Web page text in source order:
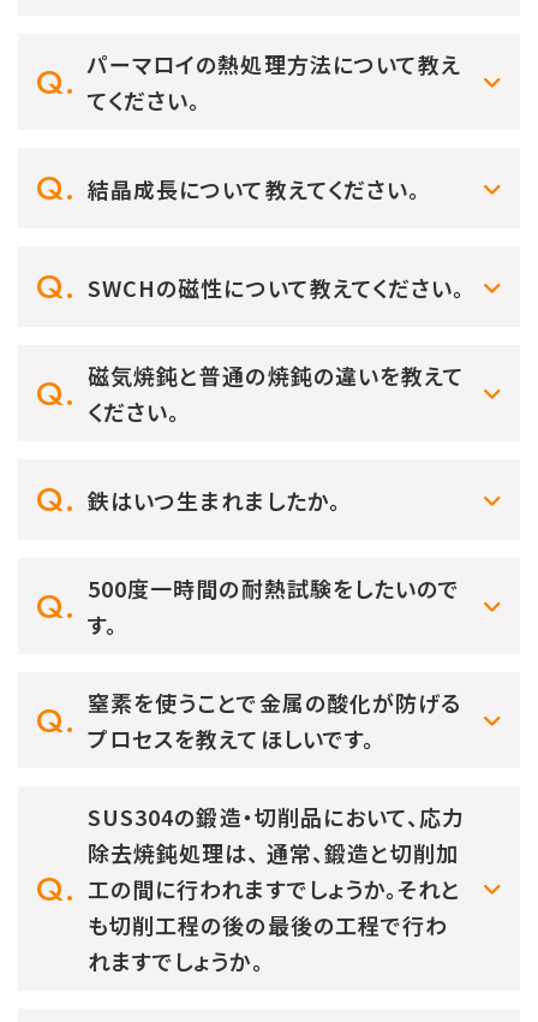
パーマロイの熱処理方法について教え
てください。
結晶成長について教えてください。
SWCHの磁性について教えてください。
磁気焼鈍と普通の焼鈍の違いを教えて
ください。
鉄はいつ生まれましたか。
500度一時間の耐熱試験をしたいので
す。
窒素を使うことで金属の酸化が防げる
プロセスを教えてほしいです。
SUS304の鍛造・切削品において、応力
除去焼鈍処理は、 通常、鍛造と切削加
工の間に行われますでしょうか。それと
も切削工程の後の最後の工程で行わ
れますでしょうか。